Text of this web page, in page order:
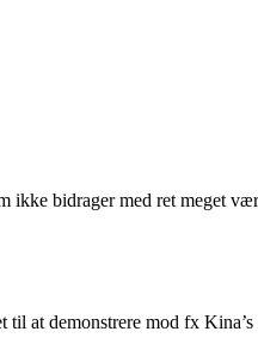
ikke bidrager med ret meget
at demonstrere mod fx Kina’s